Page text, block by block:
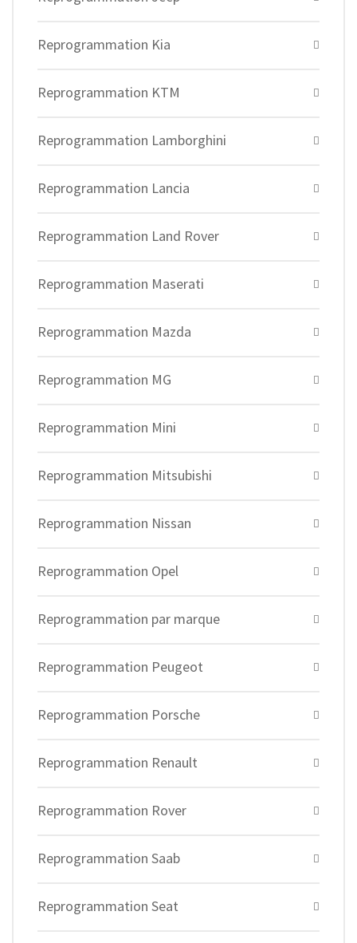
Reprogrammation Kia
Reprogrammation KTM
Reprogrammation Lamborghini
Reprogrammation Lancia
Reprogrammation Land Rover
Reprogrammation Maserati
Reprogrammation Mazda
Reprogrammation MG
Reprogrammation Mini
Reprogrammation Mitsubishi
Reprogrammation Nissan
Reprogrammation Opel
Reprogrammation par marque
Reprogrammation Peugeot
Reprogrammation Porsche
Reprogrammation Renault
Reprogrammation Rover
Reprogrammation Saab
Reprogrammation Seat